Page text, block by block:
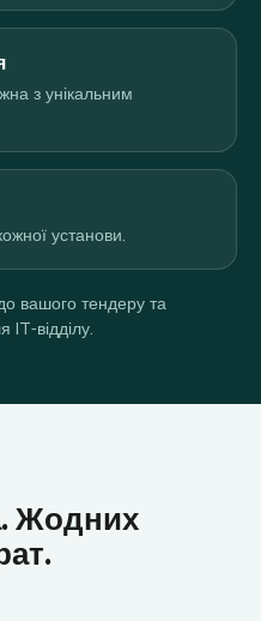
з унікальним
установи.
вашого тендеру та
IT-відділу.
Жодних